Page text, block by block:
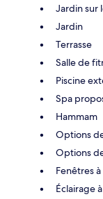
Jardin sur
Jardin
Terrasse
Salle de
Piscine
Spa
Hammam
Options
Options
Fenêtres
Éclairage